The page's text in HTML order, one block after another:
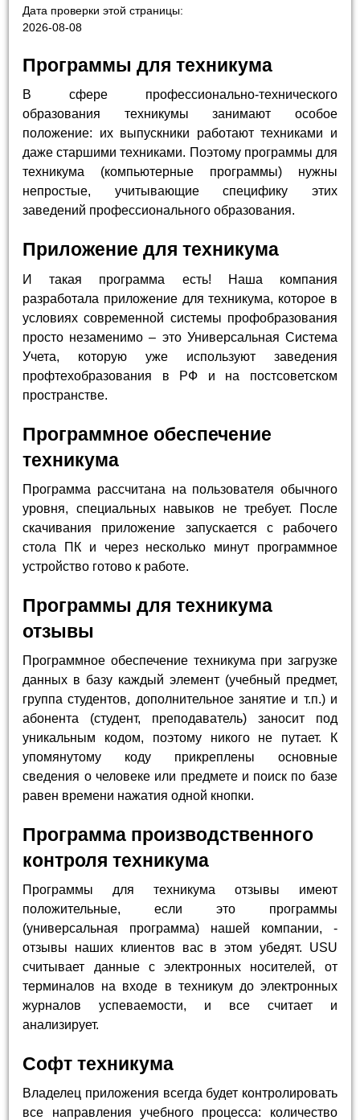
Дата проверки этой страницы:
2026-08-08
Программы для техникума
В сфере профессионально-технического
образования техникумы занимают особое
положение: их выпускники работают техниками и
даже старшими техниками. Поэтому программы для
техникума (компьютерные программы) нужны
непростые, учитывающие специфику этих
заведений профессионального образования.
Приложение для техникума
И такая программа есть! Наша компания
разработала приложение для техникума, которое в
условиях современной системы профобразования
просто незаменимо – это Универсальная Система
Учета, которую уже используют заведения
профтехобразования в РФ и на постсоветском
пространстве.
Программное обеспечение
техникума
Программа рассчитана на пользователя обычного
уровня, специальных навыков не требует. После
скачивания приложение запускается с рабочего
стола ПК и через несколько минут программное
устройство готово к работе.
Программы для техникума
отзывы
Программное обеспечение техникума при загрузке
данных в базу каждый элемент (учебный предмет,
группа студентов, дополнительное занятие и т.п.) и
абонента (студент, преподаватель) заносит под
уникальным кодом, поэтому никого не путает. К
упомянутому коду прикреплены основные
сведения о человеке или предмете и поиск по базе
равен времени нажатия одной кнопки.
Программа производственного
контроля техникума
Программы для техникума отзывы имеют
положительные, если это программы
(универсальная программа) нашей компании, -
отзывы наших клиентов вас в этом убедят. USU
считывает данные с электронных носителей, от
терминалов на входе в техникум до электронных
журналов успеваемости, и все считает и
анализирует.
Софт техникума
Владелец приложения всегда будет контролировать
все направления учебного процесса: количество